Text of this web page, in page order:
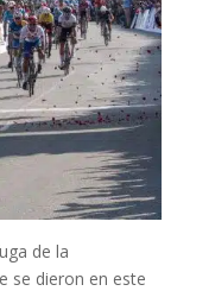
de la
se dieron en este